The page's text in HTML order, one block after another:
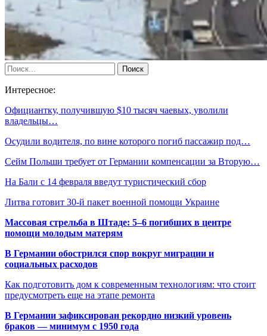
Интересное:
Официантку, получившую $10 тысяч чаевых, уволили
владельцы…
Осудили водителя, по вине которого погиб пассажир под…
Сейм Польши требует от Германии компенсации за Вторую…
На Бали с 14 февраля введут туристический сбор
Литва готовит 30-й пакет военной помощи Украине
Массовая стрельба в Штаде: 5–6 погибших в центре
помощи молодым матерям
В Германии обострился спор вокруг миграции и
социальных расходов
Как подготовить дом к современным технологиям: что стоит
предусмотреть еще на этапе ремонта
В Германии зафиксирован рекордно низкий уровень
браков — минимум с 1950 года